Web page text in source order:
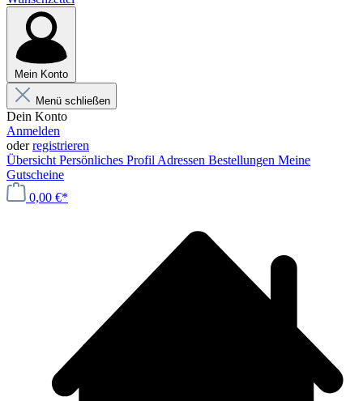
Mein Konto
Menü schließen
Dein Konto
Anmelden
oderregistrieren
Übersicht Persönliches Profil Adressen Bestellungen Meine
Gutscheine
0,00 €*